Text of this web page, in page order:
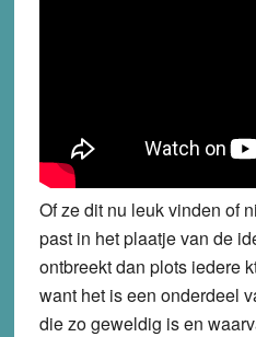
Of ze dit nu leuk vinden of
past in het plaatje van de
ontbreekt dan plots iedere
want het is een onderdeel
die zo geweldig is en